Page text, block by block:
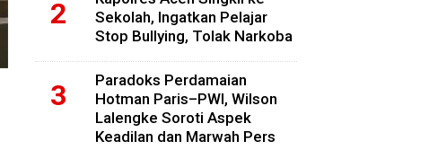
Sekolah, Ingatkan Pelajar
Stop Bullying, Tolak Narkoba
Paradoks Perdamaian
Hotman Paris–PWI, Wilson
Lalengke Soroti Aspek
Keadilan dan Marwah Pers